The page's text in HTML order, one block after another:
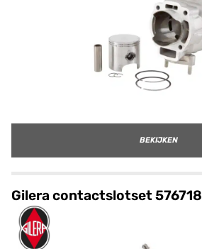
BEKIJKEN
Gilera contactslotset 576718